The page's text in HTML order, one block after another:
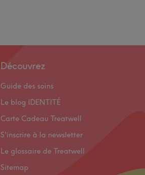
Découvrez
Guide des soins
Le blog IDENTITÉ
Carte Cadeau Treatwell
S'inscrire à la newsletter
Le glossaire de Treatwell
Sitemap